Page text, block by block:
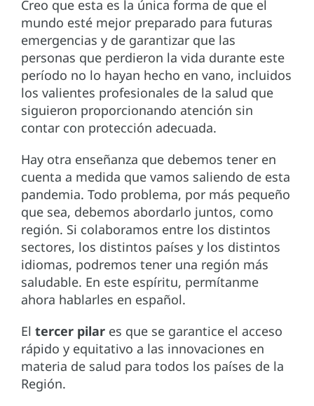
Creo que esta es la única forma de que el
mundo esté mejor preparado para futuras
emergencias y de garantizar que las
personas que perdieron la vida durante este
período no lo hayan hecho en vano, incluidos
los valientes profesionales de la salud que
siguieron proporcionando atención sin
contar con protección adecuada.
Hay otra enseñanza que debemos tener en
cuenta a medida que vamos saliendo de esta
pandemia. Todo problema, por más pequeño
que sea, debemos abordarlo juntos, como
región. Si colaboramos entre los distintos
sectores, los distintos países y los distintos
idiomas, podremos tener una región más
saludable. En este espíritu, permítanme
ahora hablarles en español.
El tercer pilar es que se garantice el acceso
rápido y equitativo a las innovaciones en
materia de salud para todos los países de la
Región.